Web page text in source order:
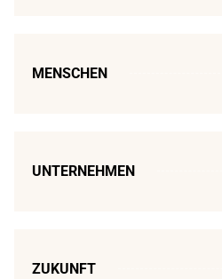
MENSCHEN
UNTERNEHMEN
ZUKUNFT